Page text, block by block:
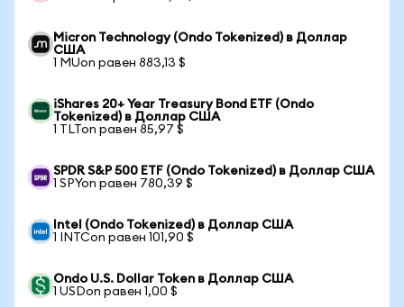
Micron Technology (Ondo Tokenized) в Доллар
США
1 MUon равен 883,13 $
iShares 20+ Year Treasury Bond ETF (Ondo
Tokenized) в Доллар США
1 TLTon равен 85,97 $
SPDR S&P 500 ETF (Ondo Tokenized) в Доллар США
1 SPYon равен 780,39 $
Intel (Ondo Tokenized) в Доллар США
1 INTCon равен 101,90 $
Ondo U.S. Dollar Token в Доллар США
1 USDon равен 1,00 $